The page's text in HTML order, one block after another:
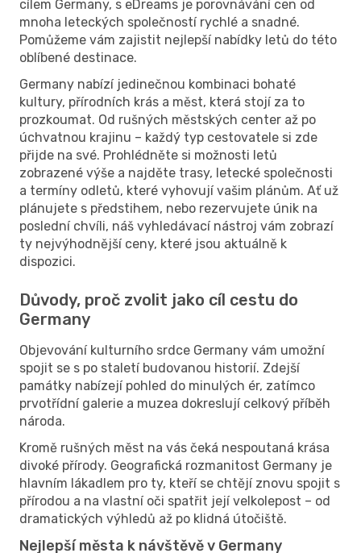
cílem Germany, s eDreams je porovnávání cen od
mnoha leteckých společností rychlé a snadné.
Pomůžeme vám zajistit nejlepší nabídky letů do této
oblíbené destinace.
Germany nabízí jedinečnou kombinaci bohaté
kultury, přírodních krás a měst, která stojí za to
prozkoumat. Od rušných městských center až po
úchvatnou krajinu – každý typ cestovatele si zde
přijde na své. Prohlédněte si možnosti letů
zobrazené výše a najděte trasy, letecké společnosti
a termíny odletů, které vyhovují vašim plánům. Ať už
plánujete s předstihem, nebo rezervujete únik na
poslední chvíli, náš vyhledávací nástroj vám zobrazí
ty nejvýhodnější ceny, které jsou aktuálně k
dispozici.
Důvody, proč zvolit jako cíl cestu do
Germany
Objevování kulturního srdce Germany vám umožní
spojit se s po staletí budovanou historií. Zdejší
památky nabízejí pohled do minulých ér, zatímco
prvotřídní galerie a muzea dokreslují celkový příběh
národa.
Kromě rušných měst na vás čeká nespoutaná krása
divoké přírody. Geografická rozmanitost Germany je
hlavním lákadlem pro ty, kteří se chtějí znovu spojit s
přírodou a na vlastní oči spatřit její velkolepost – od
dramatických výhledů až po klidná útočiště.
Nejlepší města k návštěvě v Germany